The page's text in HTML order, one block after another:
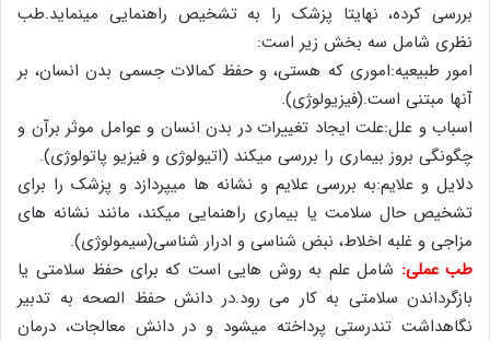
بررسی کرده، نهایتا پزشک را به تشخیص راهنمایی مینماید.طب
نظری شامل سه بخش زیر است:
امور طبیعیه:اموری که هستی، و حفظ کمالات جسمی بدن انسان، بر
آنها مبتنی است.(فیزیولوژی).
اسباب و علل:علت ایجاد تغییرات در بدن انسان و عوامل موثر برآن و
چگونگی بروز بیماری را بررسی میکند (اتیولوژی و فیزیو پاتولوژی).
دلایل و علایم:به بررسی علایم و نشانه ها میپردازد و پزشک را برای
تشخیص حال سلامت یا بیماری راهنمایی میکند، مانند نشانه های
مزاجی و غلبه اخلاط، نبض شناسی و ادرار شناسی(سیمولوژی).
طب عملی: شامل علم به روش هایی است که برای حفظ سلامتی یا
بازگرداندن سلامتی به کار می رود.در دانش حفظ الصحه به تدبیر
نگاهداشت تندرستی پرداخته میشود و در دانش معالجات، درمان